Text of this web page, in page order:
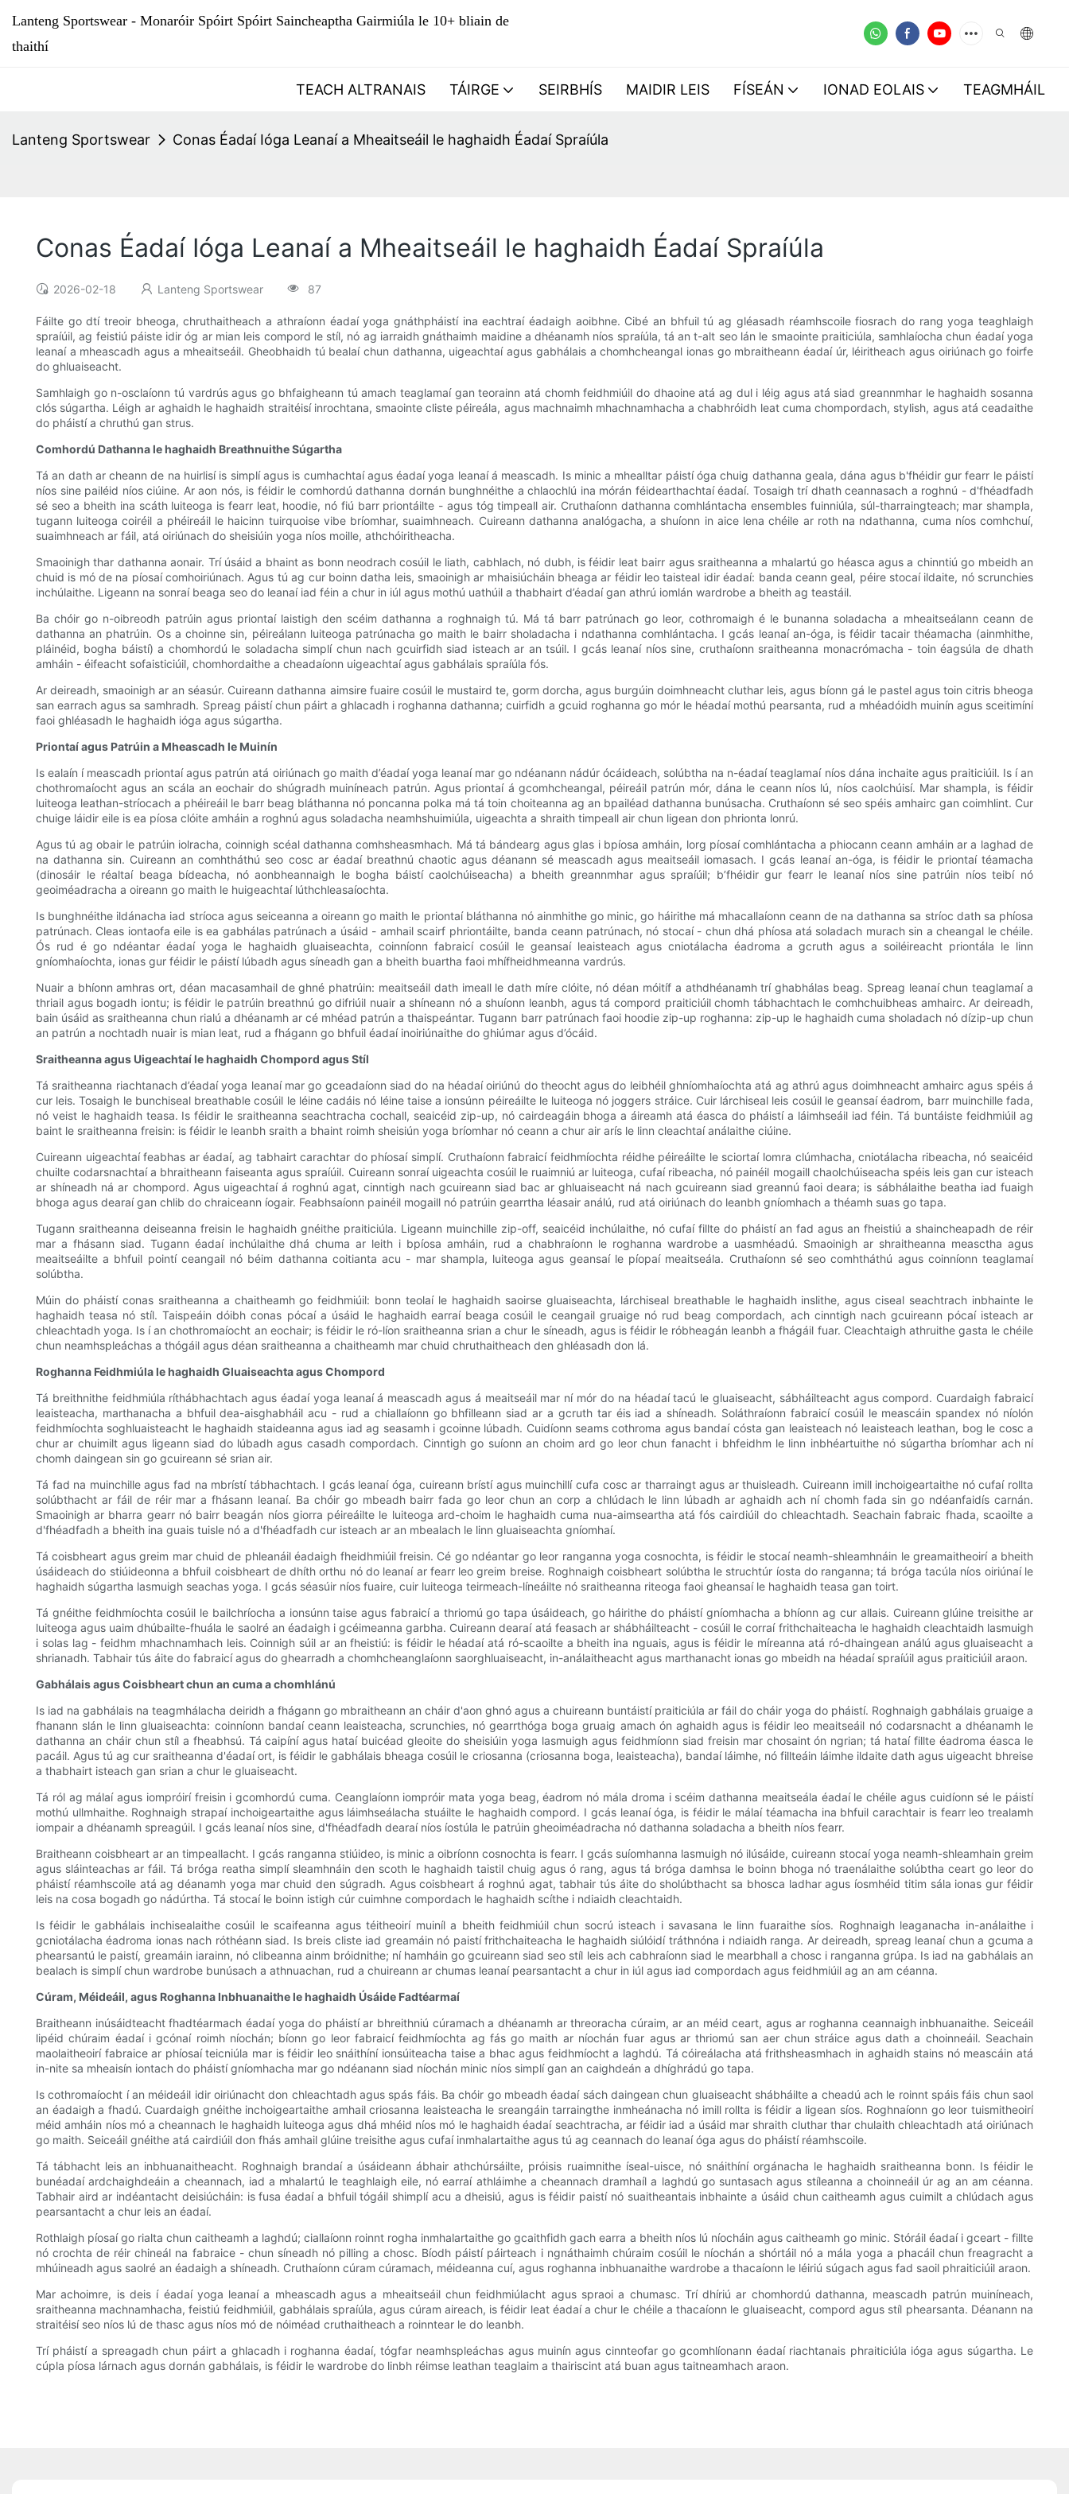
Lanteng Sportswear - Monaróir Spóirt Spóirt Saincheaptha Gairmiúla le 10+ bliain de
thaithí
TEACH ALTRANAIS TÁIRGE SEIRBHÍS MAIDIR LEIS FÍSEÁN IONAD EOLAIS TEAGMHÁIL
Lanteng Sportswear Conas Éadaí Ióga Leanaí a Mheaitseáil le haghaidh Éadaí Spraíúla
Conas Éadaí Ióga Leanaí a Mheaitseáil le haghaidh Éadaí Spraíúla
2026-02-18 Lanteng Sportswear 87
Fáilte go dtí treoir bheoga, chruthaitheach a athraíonn éadaí yoga gnáthpháistí ina eachtraí éadaigh aoibhne. Cibé an bhfuil tú ag gléasadh réamhscoile fiosrach do rang yoga teaghlaigh
spraíúil, ag feistiú páiste idir óg ar mian leis compord le stíl, nó ag iarraidh gnáthaimh maidine a dhéanamh níos spraíúla, tá an t-alt seo lán le smaointe praiticiúla, samhlaíocha chun éadaí yoga
leanaí a mheascadh agus a mheaitseáil. Gheobhaidh tú bealaí chun dathanna, uigeachtaí agus gabhálais a chomhcheangal ionas go mbraitheann éadaí úr, léiritheach agus oiriúnach go foirfe
do ghluaiseacht.
Samhlaigh go n-osclaíonn tú vardrús agus go bhfaigheann tú amach teaglamaí gan teorainn atá chomh feidhmiúil do dhaoine atá ag dul i léig agus atá siad greannmhar le haghaidh sosanna
clós súgartha. Léigh ar aghaidh le haghaidh straitéisí inrochtana, smaointe cliste péireála, agus machnaimh mhachnamhacha a chabhróidh leat cuma chompordach, stylish, agus atá ceadaithe
do pháistí a chruthú gan strus.
Comhordú Dathanna le haghaidh Breathnuithe Súgartha
Tá an dath ar cheann de na huirlisí is simplí agus is cumhachtaí agus éadaí yoga leanaí á meascadh. Is minic a mhealltar páistí óga chuig dathanna geala, dána agus b'fhéidir gur fearr le páistí
níos sine pailéid níos ciúine. Ar aon nós, is féidir le comhordú dathanna dornán bunghnéithe a chlaochlú ina mórán féidearthachtaí éadaí. Tosaigh trí dhath ceannasach a roghnú - d'fhéadfadh
sé seo a bheith ina scáth luiteoga is fearr leat, hoodie, nó fiú barr priontáilte - agus tóg timpeall air. Cruthaíonn dathanna comhlántacha ensembles fuinniúla, súl-tharraingteach; mar shampla,
tugann luiteoga coiréil a phéireáil le haicinn tuirquoise vibe bríomhar, suaimhneach. Cuireann dathanna analógacha, a shuíonn in aice lena chéile ar roth na ndathanna, cuma níos comhchuí,
suaimhneach ar fáil, atá oiriúnach do sheisiúin yoga níos moille, athchóiritheacha.
Smaoinigh thar dathanna aonair. Trí úsáid a bhaint as bonn neodrach cosúil le liath, cabhlach, nó dubh, is féidir leat bairr agus sraitheanna a mhalartú go héasca agus a chinntiú go mbeidh an
chuid is mó de na píosaí comhoiriúnach. Agus tú ag cur boinn datha leis, smaoinigh ar mhaisiúcháin bheaga ar féidir leo taisteal idir éadaí: banda ceann geal, péire stocaí ildaite, nó scrunchies
inchúlaithe. Ligeann na sonraí beaga seo do leanaí iad féin a chur in iúl agus mothú uathúil a thabhairt d’éadaí gan athrú iomlán wardrobe a bheith ag teastáil.
Ba chóir go n-oibreodh patrúin agus priontaí laistigh den scéim dathanna a roghnaigh tú. Má tá barr patrúnach go leor, cothromaigh é le bunanna soladacha a mheaitseálann ceann de
dathanna an phatrúin. Os a choinne sin, péireálann luiteoga patrúnacha go maith le bairr sholadacha i ndathanna comhlántacha. I gcás leanaí an-óga, is féidir tacair théamacha (ainmhithe,
pláinéid, bogha báistí) a chomhordú le soladacha simplí chun nach gcuirfidh siad isteach ar an tsúil. I gcás leanaí níos sine, cruthaíonn sraitheanna monacrómacha - toin éagsúla de dhath
amháin - éifeacht sofaisticiúil, chomhordaithe a cheadaíonn uigeachtaí agus gabhálais spraíúla fós.
Ar deireadh, smaoinigh ar an séasúr. Cuireann dathanna aimsire fuaire cosúil le mustaird te, gorm dorcha, agus burgúin doimhneacht cluthar leis, agus bíonn gá le pastel agus toin citris bheoga
san earrach agus sa samhradh. Spreag páistí chun páirt a ghlacadh i roghanna dathanna; cuirfidh a gcuid roghanna go mór le héadaí mothú pearsanta, rud a mhéadóidh muinín agus sceitimíní
faoi ghléasadh le haghaidh ióga agus súgartha.
Priontaí agus Patrúin a Mheascadh le Muinín
Is ealaín í meascadh priontaí agus patrún atá oiriúnach go maith d’éadaí yoga leanaí mar go ndéanann nádúr ócáideach, solúbtha na n-éadaí teaglamaí níos dána inchaite agus praiticiúil. Is í an
chothromaíocht agus an scála an eochair do shúgradh muiníneach patrún. Agus priontaí á gcomhcheangal, péireáil patrún mór, dána le ceann níos lú, níos caolchúisí. Mar shampla, is féidir
luiteoga leathan-stríocach a phéireáil le barr beag bláthanna nó poncanna polka má tá toin choiteanna ag an bpailéad dathanna bunúsacha. Cruthaíonn sé seo spéis amhairc gan coimhlint. Cur
chuige láidir eile is ea píosa clóite amháin a roghnú agus soladacha neamhshuimiúla, uigeachta a shraith timpeall air chun ligean don phrionta lonrú.
Agus tú ag obair le patrúin iolracha, coinnigh scéal dathanna comhsheasmhach. Má tá bándearg agus glas i bpíosa amháin, lorg píosaí comhlántacha a phiocann ceann amháin ar a laghad de
na dathanna sin. Cuireann an comhtháthú seo cosc ​​​​ar éadaí breathnú chaotic agus déanann sé meascadh agus meaitseáil iomasach. I gcás leanaí an-óga, is féidir le priontaí téamacha
(dinosáir le réaltaí beaga bídeacha, nó aonbheannaigh le bogha báistí caolchúiseacha) a bheith greannmhar agus spraíúil; b’fhéidir gur fearr le leanaí níos sine patrúin níos teibí nó
geoiméadracha a oireann go maith le huigeachtaí lúthchleasaíochta.
Is bunghnéithe ildánacha iad stríoca agus seiceanna a oireann go maith le priontaí bláthanna nó ainmhithe go minic, go háirithe má mhacallaíonn ceann de na dathanna sa stríoc dath sa phíosa
patrúnach. Cleas iontaofa eile is ea gabhálas patrúnach a úsáid - amhail scairf phriontáilte, banda ceann patrúnach, nó stocaí - chun dhá phíosa atá soladach murach sin a cheangal le chéile.
Ós rud é go ndéantar éadaí yoga le haghaidh gluaiseachta, coinníonn fabraicí cosúil le geansaí leaisteach agus cniotálacha éadroma a gcruth agus a soiléireacht priontála le linn
gníomhaíochta, ionas gur féidir le páistí lúbadh agus síneadh gan a bheith buartha faoi mhífheidhmeanna vardrús.
Nuair a bhíonn amhras ort, déan macasamhail de ghné phatrúin: meaitseáil dath imeall le dath míre clóite, nó déan móitíf a athdhéanamh trí ghabhálas beag. Spreag leanaí chun teaglamaí a
thriail agus bogadh iontu; is féidir le patrúin breathnú go difriúil nuair a shíneann nó a shuíonn leanbh, agus tá compord praiticiúil chomh tábhachtach le comhchuibheas amhairc. Ar deireadh,
bain úsáid as sraitheanna chun rialú a dhéanamh ar cé mhéad patrún a thaispeántar. Tugann barr patrúnach faoi hoodie zip-up roghanna: zip-up le haghaidh cuma sholadach nó dízip-up chun
an patrún a nochtadh nuair is mian leat, rud a fhágann go bhfuil éadaí inoiriúnaithe do ghiúmar agus d’ócáid.
Sraitheanna agus Uigeachtaí le haghaidh Chompord agus Stíl
Tá sraitheanna riachtanach d’éadaí yoga leanaí mar go gceadaíonn siad do na héadaí oiriúnú do theocht agus do leibhéil ghníomhaíochta atá ag athrú agus doimhneacht amhairc agus spéis á
cur leis. Tosaigh le bunchiseal breathable cosúil le léine cadáis nó léine taise a ionsúnn péireáilte le luiteoga nó joggers stráice. Cuir lárchiseal leis cosúil le geansaí éadrom, barr muinchille fada,
nó veist le haghaidh teasa. Is féidir le sraitheanna seachtracha cochall, seaicéid zip-up, nó cairdeagáin bhoga a áireamh atá éasca do pháistí a láimhseáil iad féin. Tá buntáiste feidhmiúil ag
baint le sraitheanna freisin: is féidir le leanbh sraith a bhaint roimh sheisiún yoga bríomhar nó ceann a chur air arís le linn cleachtaí análaithe ciúine.
Cuireann uigeachtaí feabhas ar éadaí, ag tabhairt carachtar do phíosaí simplí. Cruthaíonn fabraicí feidhmíochta réidhe péireáilte le sciortaí lomra clúmhacha, cniotálacha ribeacha, nó seaicéid
chuilte codarsnachtaí a bhraitheann faiseanta agus spraíúil. Cuireann sonraí uigeachta cosúil le ruaimniú ar luiteoga, cufaí ribeacha, nó painéil mogaill chaolchúiseacha spéis leis gan cur isteach
ar shíneadh ná ar chompord. Agus uigeachtaí á roghnú agat, cinntigh nach gcuireann siad bac ar ghluaiseacht ná nach gcuireann siad greannú faoi deara; is sábhálaithe beatha iad fuaigh
bhoga agus dearaí gan chlib do chraiceann íogair. Feabhsaíonn painéil mogaill nó patrúin gearrtha léasair análú, rud atá oiriúnach do leanbh gníomhach a théamh suas go tapa.
Tugann sraitheanna deiseanna freisin le haghaidh gnéithe praiticiúla. Ligeann muinchille zip-off, seaicéid inchúlaithe, nó cufaí fillte do pháistí an fad agus an fheistiú a shaincheapadh de réir
mar a fhásann siad. Tugann éadaí inchúlaithe dhá chuma ar leith i bpíosa amháin, rud a chabhraíonn le roghanna wardrobe a uasmhéadú. Smaoinigh ar shraitheanna measctha agus
meaitseáilte a bhfuil pointí ceangail nó béim dathanna coitianta acu - mar shampla, luiteoga agus geansaí le píopaí meaitseála. Cruthaíonn sé seo comhtháthú agus coinníonn teaglamaí
solúbtha.
Múin do pháistí conas sraitheanna a chaitheamh go feidhmiúil: bonn teolaí le haghaidh saoirse gluaiseachta, lárchiseal breathable le haghaidh inslithe, agus ciseal seachtrach inbhainte le
haghaidh teasa nó stíl. Taispeáin dóibh conas pócaí a úsáid le haghaidh earraí beaga cosúil le ceangail gruaige nó rud beag compordach, ach cinntigh nach gcuireann pócaí isteach ar
chleachtadh yoga. Is í an chothromaíocht an eochair; is féidir le ró-líon sraitheanna srian a chur le síneadh, agus is féidir le róbheagán leanbh a fhágáil fuar. Cleachtaigh athruithe gasta le chéile
chun neamhspleáchas a thógáil agus déan sraitheanna a chaitheamh mar chuid chruthaitheach den ghléasadh don lá.
Roghanna Feidhmiúla le haghaidh Gluaiseachta agus Chompord
Tá breithnithe feidhmiúla ríthábhachtach agus éadaí yoga leanaí á meascadh agus á meaitseáil mar ní mór do na héadaí tacú le gluaiseacht, sábháilteacht agus compord. Cuardaigh fabraicí
leaisteacha, marthanacha a bhfuil dea-aisghabháil acu - rud a chiallaíonn go bhfilleann siad ar a gcruth tar éis iad a shíneadh. Soláthraíonn fabraicí cosúil le meascáin spandex nó níolón
feidhmíochta soghluaisteacht le haghaidh staideanna agus iad ag seasamh i gcoinne lúbadh. Cuidíonn seams cothroma agus bandaí cósta gan leaisteach nó leaisteach leathan, bog le cosc ​​a
chur ar chuimilt agus ligeann siad do lúbadh agus casadh compordach. Cinntigh go suíonn an choim ard go leor chun fanacht i bhfeidhm le linn inbhéartuithe nó súgartha bríomhar ach ní
chomh daingean sin go gcuireann sé srian air.
Tá fad na muinchille agus fad na mbrístí tábhachtach. I gcás leanaí óga, cuireann brístí agus muinchillí cufa cosc ​​ar tharraingt agus ar thuisleadh. Cuireann imill inchoigeartaithe nó cufaí rollta
solúbthacht ar fáil de réir mar a fhásann leanaí. Ba chóir go mbeadh bairr fada go leor chun an corp a chlúdach le linn lúbadh ar aghaidh ach ní chomh fada sin go ndéanfaidís carnán.
Smaoinigh ar bharra gearr nó bairr beagán níos giorra péireáilte le luiteoga ard-choim le haghaidh cuma nua-aimseartha atá fós cairdiúil do chleachtadh. Seachain fabraic fhada, scaoilte a
d'fhéadfadh a bheith ina guais tuisle nó a d'fhéadfadh cur isteach ar an mbealach le linn gluaiseachta gníomhaí.
Tá coisbheart agus greim mar chuid de phleanáil éadaigh fheidhmiúil freisin. Cé go ndéantar go leor ranganna yoga cosnochta, is féidir le stocaí neamh-shleamhnáin le greamaitheoirí a bheith
úsáideach do stiúideonna a bhfuil coisbheart de dhíth orthu nó do leanaí ar fearr leo greim breise. Roghnaigh coisbheart solúbtha le struchtúr íosta do ranganna; tá bróga tacúla níos oiriúnaí le
haghaidh súgartha lasmuigh seachas yoga. I gcás séasúir níos fuaire, cuir luiteoga teirmeach-líneáilte nó sraitheanna riteoga faoi gheansaí le haghaidh teasa gan toirt.
Tá gnéithe feidhmíochta cosúil le bailchríocha a ionsúnn taise agus fabraicí a thriomú go tapa úsáideach, go háirithe do pháistí gníomhacha a bhíonn ag cur allais. Cuireann glúine treisithe ar
luiteoga agus uaim dhúbailte-fhuála le saolré an éadaigh i gcéimeanna garbha. Cuireann dearaí atá feasach ar shábháilteacht - cosúil le corraí frithchaiteacha le haghaidh cleachtaidh lasmuigh
i solas lag - feidhm mhachnamhach leis. Coinnigh súil ar an fheistiú: is féidir le héadaí atá ró-scaoilte a bheith ina nguais, agus is féidir le míreanna atá ró-dhaingean análú agus gluaiseacht a
shrianadh. Tabhair tús áite do fabraicí agus do ghearradh a chomhcheanglaíonn saorghluaiseacht, in-análaitheacht agus marthanacht ionas go mbeidh na héadaí spraíúil agus praiticiúil araon.
Gabhálais agus Coisbheart chun an cuma a chomhlánú
Is iad na gabhálais na teagmhálacha deiridh a fhágann go mbraitheann an cháir d'aon ghnó agus a chuireann buntáistí praiticiúla ar fáil do cháir yoga do pháistí. Roghnaigh gabhálais gruaige a
fhanann slán le linn gluaiseachta: coinníonn bandaí ceann leaisteacha, scrunchies, nó gearrthóga boga gruaig amach ón aghaidh agus is féidir leo meaitseáil nó codarsnacht a dhéanamh le
dathanna an cháir chun stíl a fheabhsú. Tá caipíní agus hataí buicéad gleoite do sheisiúin yoga lasmuigh agus feidhmíonn siad freisin mar chosaint ón ngrian; tá hataí fillte éadroma éasca le
pacáil. Agus tú ag cur sraitheanna d'éadaí ort, is féidir le gabhálais bheaga cosúil le criosanna (criosanna boga, leaisteacha), bandaí láimhe, nó fillteáin láimhe ildaite dath agus uigeacht bhreise
a thabhairt isteach gan srian a chur le gluaiseacht.
Tá ról ag málaí agus iompróirí freisin i gcomhordú cuma. Ceanglaíonn iompróir mata yoga beag, éadrom nó mála droma i scéim dathanna meaitseála éadaí le chéile agus cuidíonn sé le páistí
mothú ullmhaithe. Roghnaigh strapaí inchoigeartaithe agus láimhseálacha stuáilte le haghaidh compord. I gcás leanaí óga, is féidir le málaí téamacha ina bhfuil carachtair is fearr leo trealamh
iompair a dhéanamh spreagúil. I gcás leanaí níos sine, d'fhéadfadh dearaí níos íostúla le patrúin gheoiméadracha nó dathanna soladacha a bheith níos fearr.
Braitheann coisbheart ar an timpeallacht. I gcás ranganna stiúideo, is minic a oibríonn cosnochta is fearr. I gcás suíomhanna lasmuigh nó ilúsáide, cuireann stocaí yoga neamh-shleamhain greim
agus sláinteachas ar fáil. Tá bróga reatha simplí sleamhnáin den scoth le haghaidh taistil chuig agus ó rang, agus tá bróga damhsa le boinn bhoga nó traenálaithe solúbtha ceart go leor do
pháistí réamhscoile atá ag déanamh yoga mar chuid den súgradh. Agus coisbheart á roghnú agat, tabhair tús áite do sholúbthacht sa bhosca ladhar agus íosmhéid titim sála ionas gur féidir
leis na cosa bogadh go nádúrtha. Tá stocaí le boinn istigh cúr cuimhne compordach le haghaidh scíthe i ndiaidh cleachtaidh.
Is féidir le gabhálais inchisealaithe cosúil le scaifeanna agus téitheoirí muiníl a bheith feidhmiúil chun socrú isteach i savasana le linn fuaraithe síos. Roghnaigh leaganacha in-análaithe i
gcniotálacha éadroma ionas nach róthéann siad. Is breis cliste iad greamáin nó paistí frithchaiteacha le haghaidh siúlóidí tráthnóna i ndiaidh ranga. Ar deireadh, spreag leanaí chun a gcuma a
phearsantú le paistí, greamáin iarainn, nó clibeanna ainm bróidnithe; ní hamháin go gcuireann siad seo stíl leis ach cabhraíonn siad le mearbhall a chosc i ranganna grúpa. Is iad na gabhálais an
bealach is simplí chun wardrobe bunúsach a athnuachan, rud a chuireann ar chumas leanaí pearsantacht a chur in iúl agus iad compordach agus feidhmiúil ag an am céanna.
Cúram, Méideáil, agus Roghanna Inbhuanaithe le haghaidh Úsáide Fadtéarmaí
Braitheann inúsáidteacht fhadtéarmach éadaí yoga do pháistí ar bhreithniú cúramach a dhéanamh ar threoracha cúraim, ar an méid ceart, agus ar roghanna ceannaigh inbhuanaithe. Seiceáil
lipéid chúraim éadaí i gcónaí roimh níochán; bíonn go leor fabraicí feidhmíochta ag fás go maith ar níochán fuar agus ar thriomú san aer chun stráice agus dath a choinneáil. Seachain
maolaitheoirí fabraice ar phíosaí teicniúla mar is féidir leo snáithíní ionsúiteacha taise a bhac agus feidhmíocht a laghdú. Tá cóireálacha atá frithsheasmhach in aghaidh stains nó meascáin atá
in-nite sa mheaisín iontach do pháistí gníomhacha mar go ndéanann siad níochán minic níos simplí gan an caighdeán a dhíghrádú go tapa.
Is cothromaíocht í an méideáil idir oiriúnacht don chleachtadh agus spás fáis. Ba chóir go mbeadh éadaí sách daingean chun gluaiseacht shábháilte a cheadú ach le roinnt spáis fáis chun saol
an éadaigh a fhadú. Cuardaigh gnéithe inchoigeartaithe amhail criosanna leaisteacha le sreangáin tarraingthe inmheánacha nó imill rollta is féidir a ligean síos. Roghnaíonn go leor tuismitheoirí
méid amháin níos mó a cheannach le haghaidh luiteoga agus dhá mhéid níos mó le haghaidh éadaí seachtracha, ar féidir iad a úsáid mar shraith cluthar thar chulaith chleachtadh atá oiriúnach
go maith. Seiceáil gnéithe atá cairdiúil don fhás amhail glúine treisithe agus cufaí inmhalartaithe agus tú ag ceannach do leanaí óga agus do pháistí réamhscoile.
Tá tábhacht leis an inbhuanaitheacht. Roghnaigh brandaí a úsáideann ábhair athchúrsáilte, próisis ruaimnithe íseal-uisce, nó snáithíní orgánacha le haghaidh sraitheanna bonn. Is féidir le
bunéadaí ardchaighdeáin a cheannach, iad a mhalartú le teaghlaigh eile, nó earraí athláimhe a cheannach dramhaíl a laghdú go suntasach agus stíleanna a choinneáil úr ag an am céanna.
Tabhair aird ar indéantacht deisiúcháin: is fusa éadaí a bhfuil tógáil shimplí acu a dheisiú, agus is féidir paistí nó suaitheantais inbhainte a úsáid chun caitheamh agus cuimilt a chlúdach agus
pearsantacht a chur leis an éadaí.
Rothlaigh píosaí go rialta chun caitheamh a laghdú; ciallaíonn roinnt rogha inmhalartaithe go gcaithfidh gach earra a bheith níos lú níocháin agus caitheamh go minic. Stóráil éadaí i gceart - fillte
nó crochta de réir chineál na fabraice - chun síneadh nó pilling a chosc. Bíodh páistí páirteach i ngnáthaimh chúraim cosúil le níochán a shórtáil nó a mála yoga a phacáil chun freagracht a
mhúineadh agus saolré an éadaigh a shíneadh. Cruthaíonn cúram cúramach, méideanna cuí, agus roghanna inbhuanaithe wardrobe a thacaíonn le léiriú súgach agus fad saoil phraiticiúil araon.
Mar achoimre, is deis í éadaí yoga leanaí a mheascadh agus a mheaitseáil chun feidhmiúlacht agus spraoi a chumasc. Trí dhíriú ar chomhordú dathanna, meascadh patrún muiníneach,
sraitheanna machnamhacha, feistiú feidhmiúil, gabhálais spraíúla, agus cúram aireach, is féidir leat éadaí a chur le chéile a thacaíonn le gluaiseacht, compord agus stíl phearsanta. Déanann na
straitéisí seo níos lú de thasc agus níos mó de nóiméad cruthaitheach a roinntear le do leanbh.
Trí pháistí a spreagadh chun páirt a ghlacadh i roghanna éadaí, tógfar neamhspleáchas agus muinín agus cinnteofar go gcomhlíonann éadaí riachtanais phraiticiúla ióga agus súgartha. Le
cúpla píosa lárnach agus dornán gabhálais, is féidir le wardrobe do linbh réimse leathan teaglaim a thairiscint atá buan agus taitneamhach araon.